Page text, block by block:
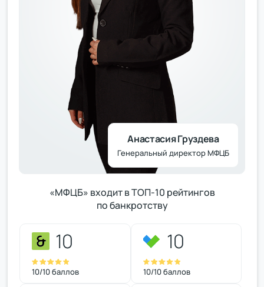
«МФЦБ» входит в ТОП-10 рейтингов
по банкротству
10
10/10 баллов
10
10/10 баллов
Анастасия Груздева
Генеральный директор МФЦБ